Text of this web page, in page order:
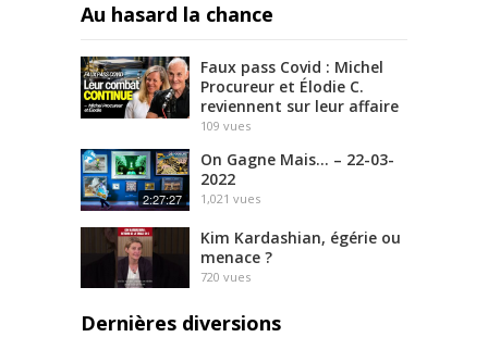
Au hasard la chance
Faux pass Covid : Michel
Procureur et Élodie C.
reviennent sur leur affaire
109 vues
2:27:27
On Gagne Mais… – 22-03-
2022
1,021 vues
Kim Kardashian, égérie ou
menace ?
720 vues
Dernières diversions